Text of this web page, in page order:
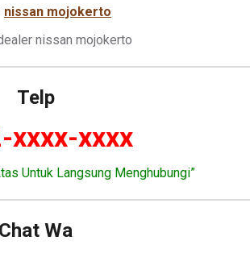
nissan mojokerto
nissan mojokerto
Telp
xxxx-xxxx
Untuk Langsung Menghubungi”
Chat Wa